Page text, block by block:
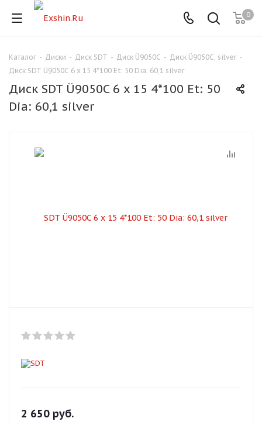
0
Каталог - Диски - Диск SDT - Диск Ü9050C - Диск Ü9050C, silver -
Диск SDT Ü9050C 6 x 15 4*100 Et: 50 Dia: 60,1 silver
Диск SDT Ü9050C 6 x 15 4*100 Et: 50
Dia: 60,1 silver
2 650 руб.
Для клиентов всех банков
Разбейте
оплатуна части
Сегодня
Оплачивайте сегодня только